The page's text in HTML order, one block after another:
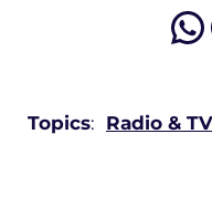
Topics: Radio & TV